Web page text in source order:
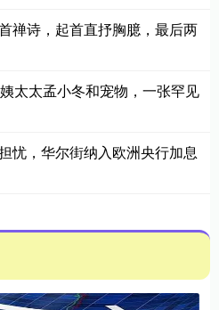
禅诗，起首直抒胸臆，最后两
太太孟小冬和宠物，一张罕见
忧，华尔街纳入欧洲央行加息